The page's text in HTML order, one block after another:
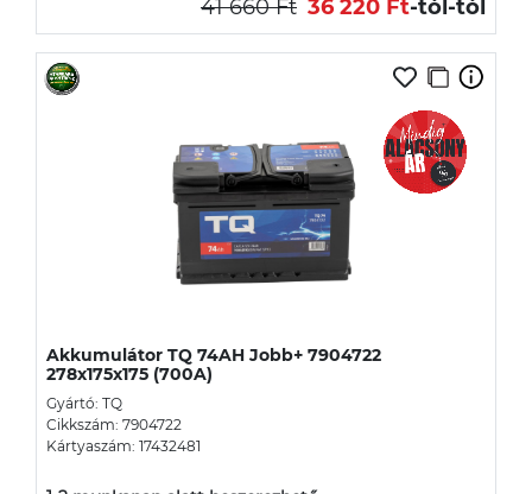
41 660 Ft 36 220 Ft-tól -tól
Akkumulátor TQ 74AH Jobb+ 7904722
278x175x175 (700A)
Gyártó: TQ
Cikkszám: 7904722
Kártyaszám: 17432481